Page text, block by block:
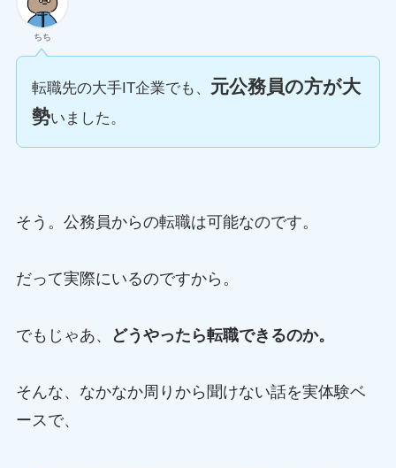
ちち
転職先の大手IT企業でも、 元公務員の方が大
勢いました。
そう。公務員からの転職は可能なのです。
だって実際にいるのですから。
でもじゃあ、 どうやったら転職できるのか。
そんな、なかなか周りから聞けない話を実体験ベ
ースで、